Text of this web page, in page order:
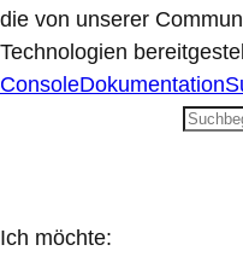
die von unserer
Technologien
ConsoleDokumentation
Ich möchte: